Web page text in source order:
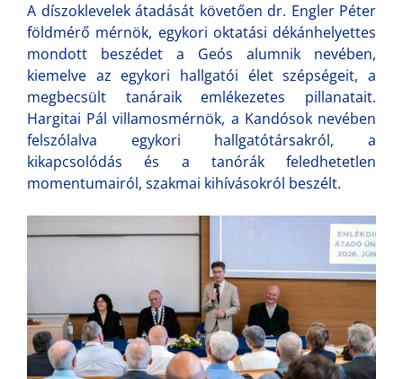
A díszoklevelek átadását követően dr. Engler Péter
földmérő mérnök, egykori oktatási dékánhelyettes
mondott beszédet a Geós alumnik nevében,
kiemelve az egykori hallgatói élet szépségeit, a
megbecsült tanáraik emlékezetes pillanatait.
Hargitai Pál villamosmérnök, a Kandósok nevében
felszólalva egykori hallgatótársakról, a
kikapcsolódás és a tanórák feledhetetlen
momentumairól, szakmai kihívásokról beszélt.